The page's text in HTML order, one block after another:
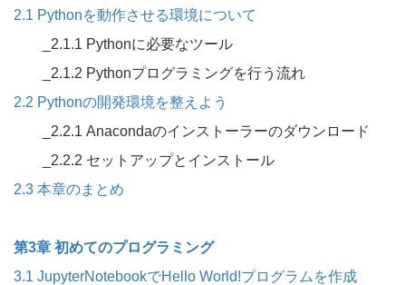
2.1 Pythonを動作させる環境について
_2.1.1 Pythonに必要なツール
_2.1.2 Pythonプログラミングを行う流れ
2.2 Pythonの開発環境を整えよう
_2.2.1 Anacondaのインストーラーのダウンロード
_2.2.2 セットアップとインストール
2.3 本章のまとめ
第3章 初めてのプログラミング
3.1 JupyterNotebookでHello World!プログラムを作成